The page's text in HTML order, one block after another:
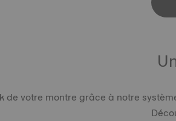
de votre montre grâce à notre